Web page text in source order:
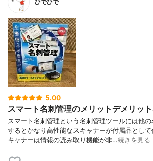
ひでひで
5.00
スマート名刺管理のメリットデメリッ
スマート名刺管理という名刺管理ツールには他
するとかなり高性能なスキャナーが付属品とし
キャナーは情報の読み取り機能が非…続きを見る